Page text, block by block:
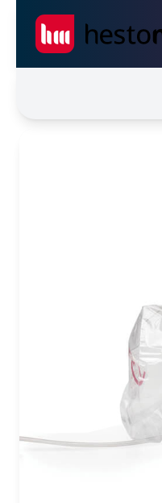
Seiwert GmbH